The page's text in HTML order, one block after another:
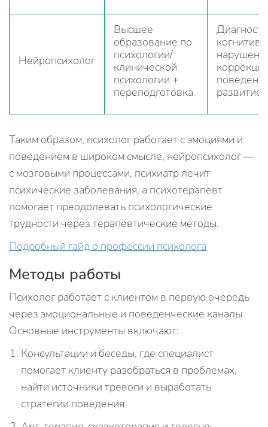
Нейропсихолог
Высшее
образование по
психологии/
клинической
психологии +
переподготовка
коррекция
развитие
Таким образом, психолог работает с эмоциями и
поведением в широком смысле, нейропсихолог —
с мозговыми процессами, психиатр лечит
психические заболевания, а психотерапевт
помогает преодолевать психологические
трудности через терапевтические методы.
Подробный гайд о профессии психолога
Методы работы
Психолог работает с клиентом в первую очередь
через эмоциональные и поведенческие каналы.
Основные инструменты включают:
Консультации и беседы, где специалист
помогает клиенту разобраться в проблемах,
найти источники тревоги и выработать
стратегии поведения.